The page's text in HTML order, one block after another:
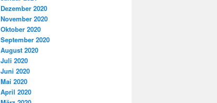
Dezember 2020
November 2020
Oktober 2020
September 2020
August 2020
Juli 2020
Juni 2020
Mai 2020
April 2020